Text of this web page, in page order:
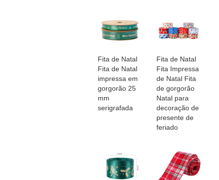
Fita de Natal
Fita de Natal
impressa em
gorgorão 25
mm
serigrafada
Fita de Natal
Fita Impressa
de Natal Fita
de gorgorão
Natal para
decoração de
presente de
feriado